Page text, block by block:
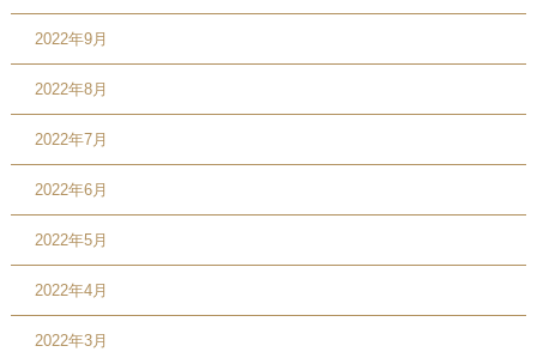
2022年9月
2022年8月
2022年7月
2022年6月
2022年5月
2022年4月
2022年3月